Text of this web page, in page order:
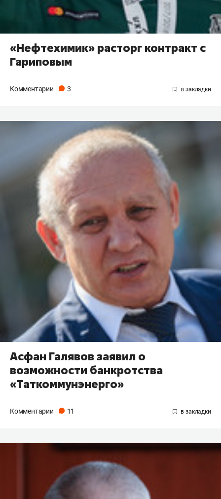
«Нефтехимик» расторг контракт с
Гариповым
Комментарии 3
Асфан Галявов заявил о
возможности банкротства
«Таткоммунэнерго»
Комментарии 11